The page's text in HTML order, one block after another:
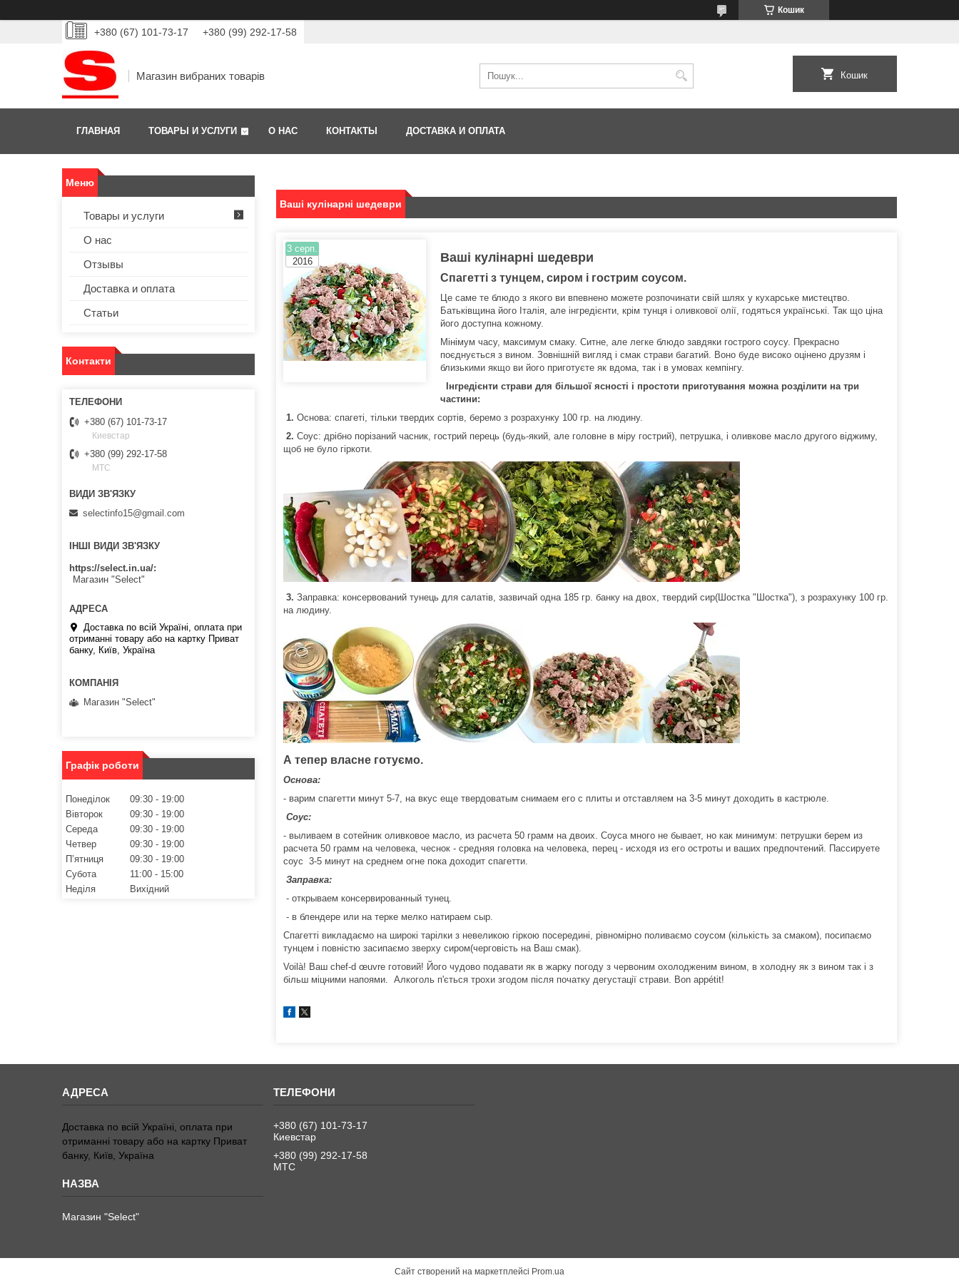
Кошик
+380 (67) 101-73-17 +380 (99) 292-17-58
Магазин вибраних товарів Кошик
ГЛАВНАЯ ТОВАРЫ И УСЛУГИ О НАС КОНТАКТЫ ДОСТАВКА И ОПЛАТА
Ваші кулінарні шедеври
3 серп.
2016
Ваші кулінарні шедеври
Спагетті з тунцем, сиром і гострим соусом.
Це саме те блюдо з якого ви впевнено можете розпочинати свій шлях у кухарське мистецтво.
Батьківщина його Італія, але інгредієнти, крім тунця і оливкової олії, годяться українські. Так що ціна
його доступна кожному.
Мінімум часу, максимум смаку. Ситне, але легке блюдо завдяки гострого соусу. Прекрасно
поєднується з вином. Зовнішній вигляд і смак страви багатий. Воно буде високо оцінено друзям і
близькими якщо ви його приготуєте як вдома, так і в умовах кемпінгу.
Інгредієнти страви для більшої ясності і простоти приготування можна розділити на три
частини:
1. Основа: спагеті, тільки твердих сортів, беремо з розрахунку 100 гр. на людину.
2. Соус: дрібно порізаний часник, гострий перець (будь-який, але головне в міру гострий), петрушка, і оливкове масло другого віджиму,
щоб не було гіркоти.
3. Заправка: консервований тунець для салатів, зазвичай одна 185 гр. банку на двох, твердий сир(Шостка "Шостка"), з розрахунку 100 гр.
на людину.
А тепер власне готуємо.
Основа:
- варим спагетти минут 5-7, на вкус еще твердоватым снимаем его с плиты и отставляем на 3-5 минут доходить в кастрюле.
Соус:
- выливаем в сотейник оливковое масло, из расчета 50 грамм на двоих. Соуса много не бывает, но как минимум: петрушки берем из
расчета 50 грамм на человека, чеснок - средняя головка на человека, перец - исходя из его остроты и ваших предпочтений. Пассируете
соус 3-5 минут на среднем огне пока доходит спагетти.
Заправка:
- открываем консервированный тунец.
- в блендере или на терке мелко натираем сыр.
Спагетті викладаємо на широкі тарілки з невеликою гіркою посередині, рівномірно поливаємо соусом (кількість за смаком), посипаємо
тунцем і повністю засипаємо зверху сиром(черговість на Ваш смак).
Voilà! Ваш chef-d œuvre готовий! Його чудово подавати як в жарку погоду з червоним охолодженим вином, в холодну як з вином так і з
більш міцними напоями. Алкоголь п'ється трохи згодом після початку дегустації страви. Bon appétit!
Товары и услуги
О нас
Отзывы
Доставка и оплата
Статьи
Контакти
+380 (67) 101-73-17
Киевстар
+380 (99) 292-17-58
МТС
selectinfo15@gmail.com
ІНШІ ВИДИ ЗВ'ЯЗКУ
https://select.in.ua/
Магазин "Select"
Доставка по всій Україні, оплата при
отриманні товару або на картку Приват
банку, Київ, Україна
Магазин "Select"
Графік роботи
Понеділок 09:30
19:00
Вівторок
09:30
19:00
Середа
09:30
19:00
Четвер
09:30
19:00
Пʼятниця
09:30
19:00
Субота
11:00
15:00
Неділя
Вихідний
Доставка по всій Україні, оплата при
отриманні товару або на картку Приват
банку, Київ, Україна
Магазин "Select"
+380 (67) 101-73-17
Киевстар
+380 (99) 292-17-58
МТС
Сайт створений на маркетплейсі Prom.ua